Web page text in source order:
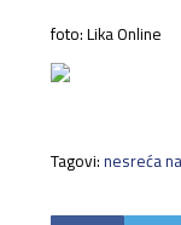
foto: Lika Online
Tagovi:nesreća